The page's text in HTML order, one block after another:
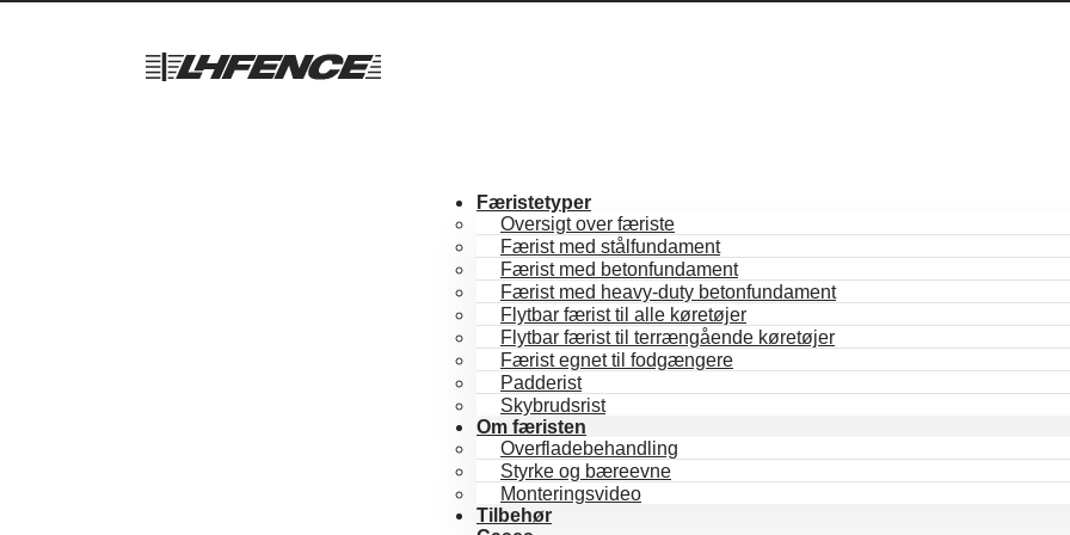
Færistetyper
Oversigt over færiste
Færist med stålfundament
Færist med betonfundament
Færist med heavy-duty betonfundament
Flytbar færist til alle køretøjer
Flytbar færist til terrængående køretøjer
Færist egnet til fodgængere
Padderist
Skybrudsrist
Om færisten
Overfladebehandling
Styrke og bæreevne
Monteringsvideo
Tilbehør